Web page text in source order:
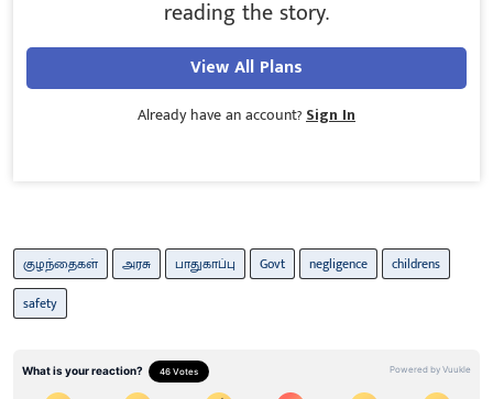
reading the story.
View All Plans
Already have an account? Sign In
குழந்தைகள் அரசு பாதுகாப்பு Govt negligence
childrens
safety